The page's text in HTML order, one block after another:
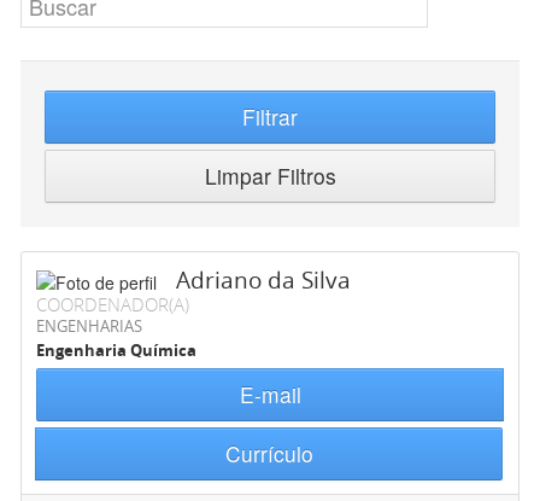
Filtrar
Limpar Filtros
Adriano da Silva
COORDENADOR(A)
ENGENHARIAS
Engenharia Química
E-mail
Currículo